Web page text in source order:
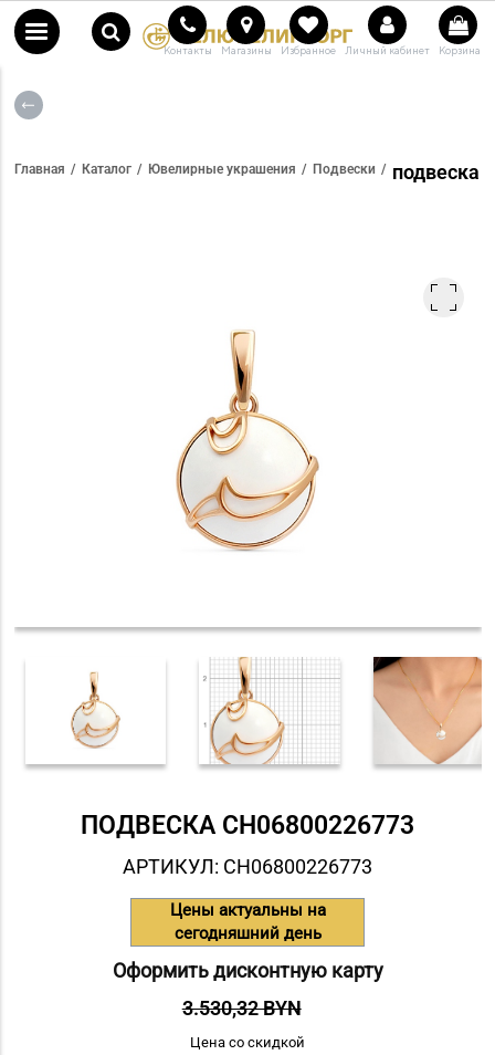
Контакты Магазины Избранное Личный кабинет Корзина
Главная Каталог Ювелирные украшения Подвески подвеска
ПОДВЕСКА СH06800226773
АРТИКУЛ: СH06800226773
Цены актуальны на
сегодняшний день
Оформить дисконтную карту
3.530,32 BYN
Цена со скидкой